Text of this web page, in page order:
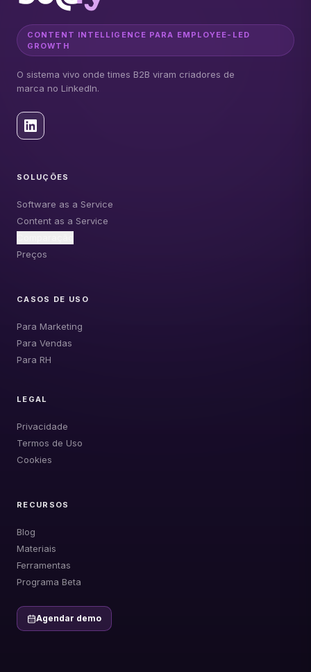
CONTENT INTELLIGENCE PARA EMPLOYEE-LED
GROWTH
O sistema vivo onde times B2B viram criadores de
marca no LinkedIn.
SOLUÇÕES
Software as a Service
Content as a Service
Preços
CASOS DE USO
Para Marketing
Para Vendas
Para RH
LEGAL
Privacidade
Termos de Uso
Cookies
RECURSOS
Blog
Materiais
Ferramentas
Programa Beta
Agendar demo